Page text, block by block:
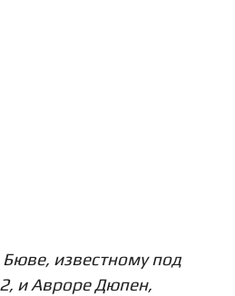
известному под
и Авроре Дюпен,